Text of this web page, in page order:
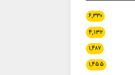
۶,۳۳۰
۴,۱۳۲
۱,۴۸۷
۱,۴۵۵